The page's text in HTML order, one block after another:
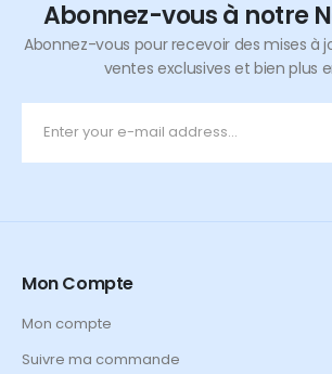
Abonnez-vous à notre
Abonnez-vous pour recevoir des mises à
ventes exclusives et bien plus
Mon Compte
Mon compte
Suivre ma commande